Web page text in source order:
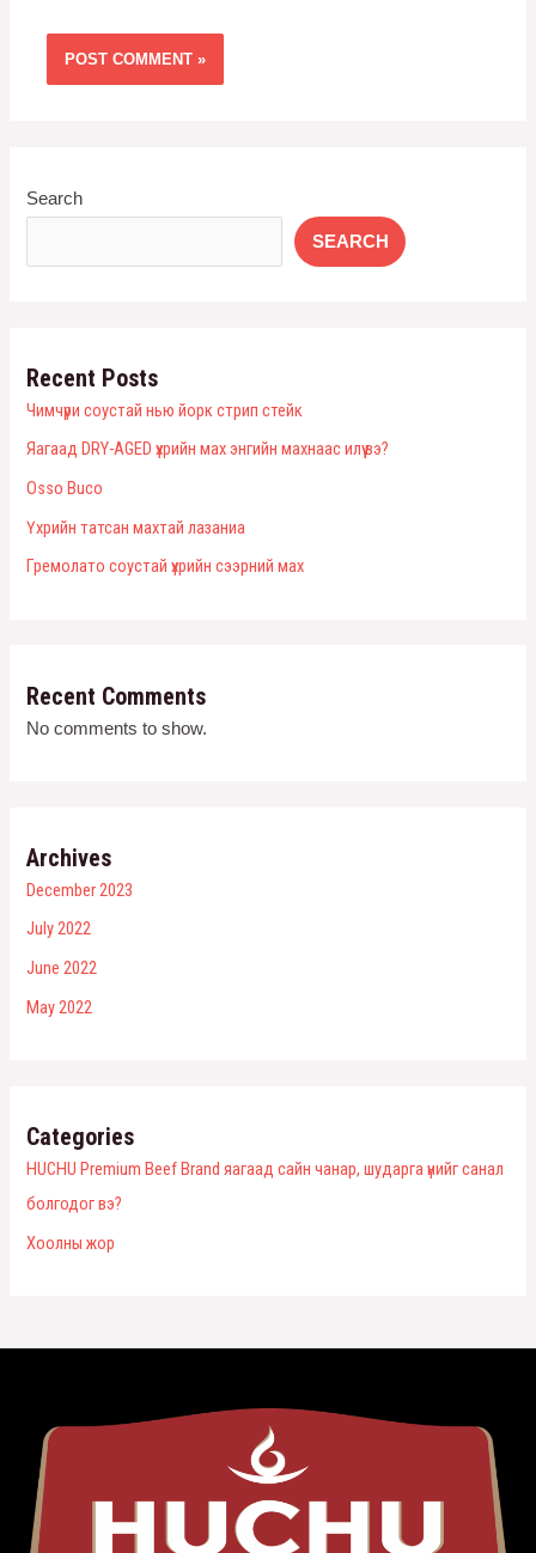
Search
SEARCH
Recent Posts
Чимчүри соустай нью йорк стрип стейк
Яагаад DRY-AGED үхрийн мах энгийн махнаас илүү вэ?
Оsso Buco
Үхрийн татсан махтай лазаниа
Гремолато соустай үхрийн сээрний мах
Recent Comments
No comments to show.
Archives
December 2023
July 2022
June 2022
May 2022
Categories
HUCHU Premium Beef Brand яагаад сайн чанар, шударга үнийг санал
болгодог вэ?
Хоолны жор